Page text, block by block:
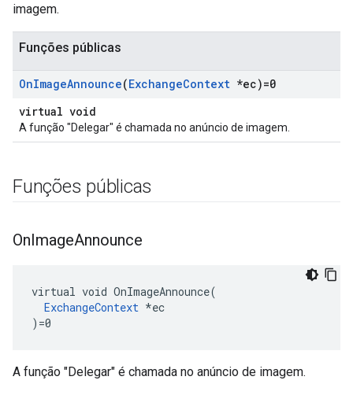
imagem.
Funções públicas
OnImageAnnounce(ExchangeContext *ec)=0
virtual void
A função "Delegar" é chamada no anúncio de imagem.
Funções públicas
OnImageAnnounce
virtual void OnImageAnnounce(
ExchangeContext *ec
)=0
A função "Delegar" é chamada no anúncio de imagem.